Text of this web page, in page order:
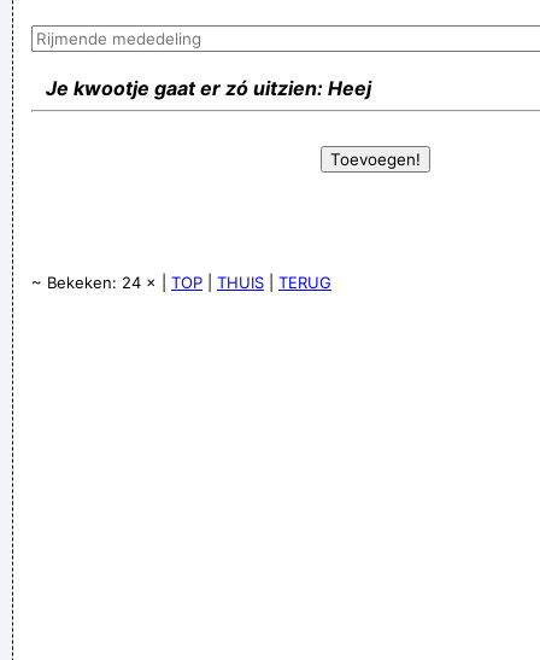
Je kwootje gaat er zó uitzien: Heej
~ Bekeken: 24 × | TOP THUIS TERUG